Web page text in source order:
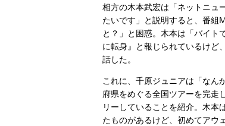
相方の木本武宏は「ネットニュ
たいです」と説明すると、番組
と？」と困惑。木本は「バイト
に転身』と報じられているけど
話した。
これに、千原ジュニアは「なん
府県をめぐる全国ツアーを完走
リーしていることを紹介。木本
たものがあるけど、初めてアウ